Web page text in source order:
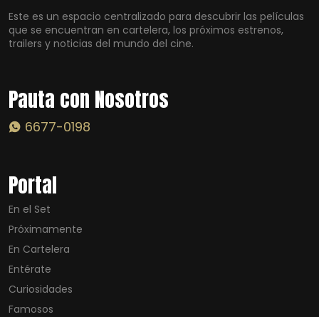
Este es un espacio centralizado para descubrir las películas
que se encuentran en cartelera, los próximos estrenos,
trailers y noticias del mundo del cine.
Pauta con Nosotros
6677-0198
Portal
En el Set
Próximamente
En Cartelera
Entérate
Curiosidades
Famosos